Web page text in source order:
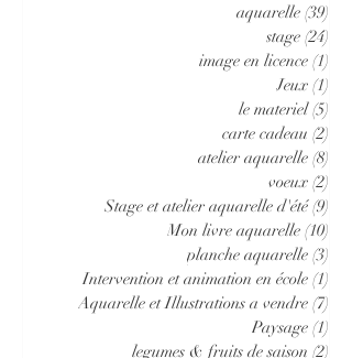
aquarelle (39)
stage (24)
image en licence (1)
Jeux (1)
le materiel (5)
carte cadeau (2)
atelier aquarelle (8)
voeux (2)
Stage et atelier aquarelle d'été (9)
Mon livre aquarelle (10)
planche aquarelle (3)
Intervention et animation en école (1)
Aquarelle et Illustrations a vendre (7)
Paysage (1)
legumes & fruits de saison (2)